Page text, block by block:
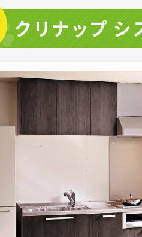
クリナップ シ